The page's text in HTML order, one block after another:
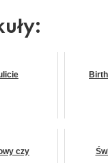
czy